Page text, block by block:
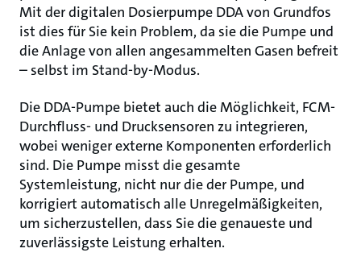
Mit der digitalen Dosierpumpe DDA von Grundfos
ist dies für Sie kein Problem, da sie die Pumpe und
die Anlage von allen angesammelten Gasen befreit
– selbst im Stand-by-Modus.
Die DDA-Pumpe bietet auch die Möglichkeit, FCM-
Durchfluss- und Drucksensoren zu integrieren,
wobei weniger externe Komponenten erforderlich
sind. Die Pumpe misst die gesamte
Systemleistung, nicht nur die der Pumpe, und
korrigiert automatisch alle Unregelmäßigkeiten,
um sicherzustellen, dass Sie die genaueste und
zuverlässigste Leistung erhalten.